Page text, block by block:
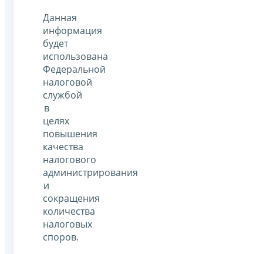
Данная
информация
будет
использована
Федеральной
налоговой
службой
в
целях
повышения
качества
налогового
администрирования
и
сокращения
количества
налоговых
споров.